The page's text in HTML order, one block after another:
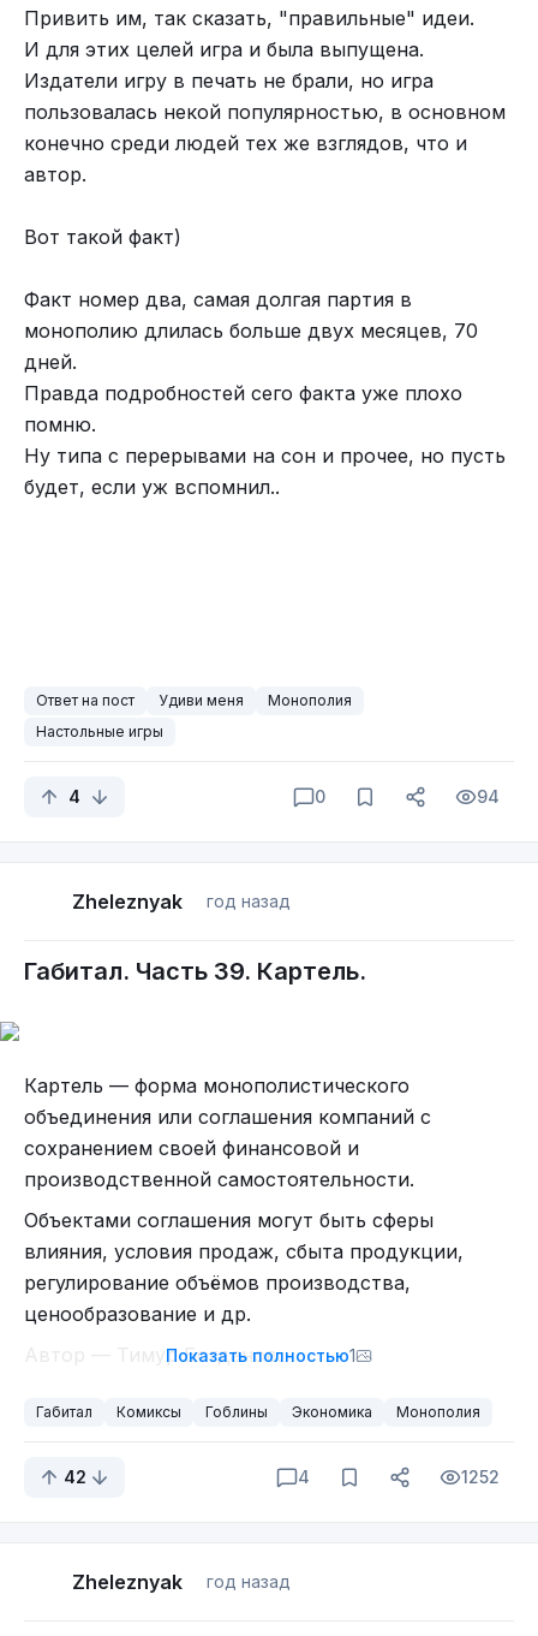
Привить им, так сказать, "правильные" идеи.
И для этих целей игра и была выпущена.
Издатели игру в печать не брали, но игра
пользовалась некой популярностью, в основном
конечно среди людей тех же взглядов, что и
автор.
Вот такой факт)
Факт номер два, самая долгая партия в
монополию длилась больше двух месяцев, 70
дней.
Правда подробностей сего факта уже плохо
помню.
Ну типа с перерывами на сон и прочее, но пусть
будет, если уж вспомнил..
Ответ на пост Удиви меня
Монополия
Настольные игры
4 0 94
Zheleznyak год назад
Габитал. Часть 39. Картель.
Картель — форма монополистического
объединения или соглашения компаний с
сохранением своей финансовой и
производственной самостоятельности.
Объектами соглашения могут быть сферы
влияния, условия продаж, сбыта продукции,
регулирование объёмов производства,
ценообразование и др.
Автор — Тимур Богданов.
Показать полностью1
Габитал Комиксы Гоблины Экономика Монополия
42 4 1252
Zheleznyak год назад